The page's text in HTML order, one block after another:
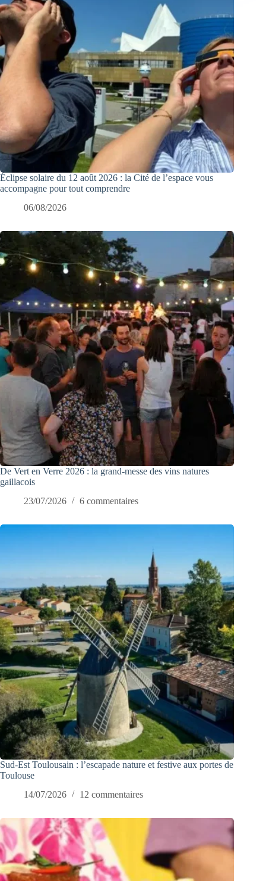
Éclipse solaire du 12 août 2026 : la Cité de l’espace vous
accompagne pour tout comprendre
06/08/2026
De Vert en Verre 2026 : la grand-messe des vins natures
gaillacois
23/07/2026
6 commentaires
Sud-Est Toulousain : l’escapade nature et festive aux portes de
Toulouse
14/07/2026
12 commentaires